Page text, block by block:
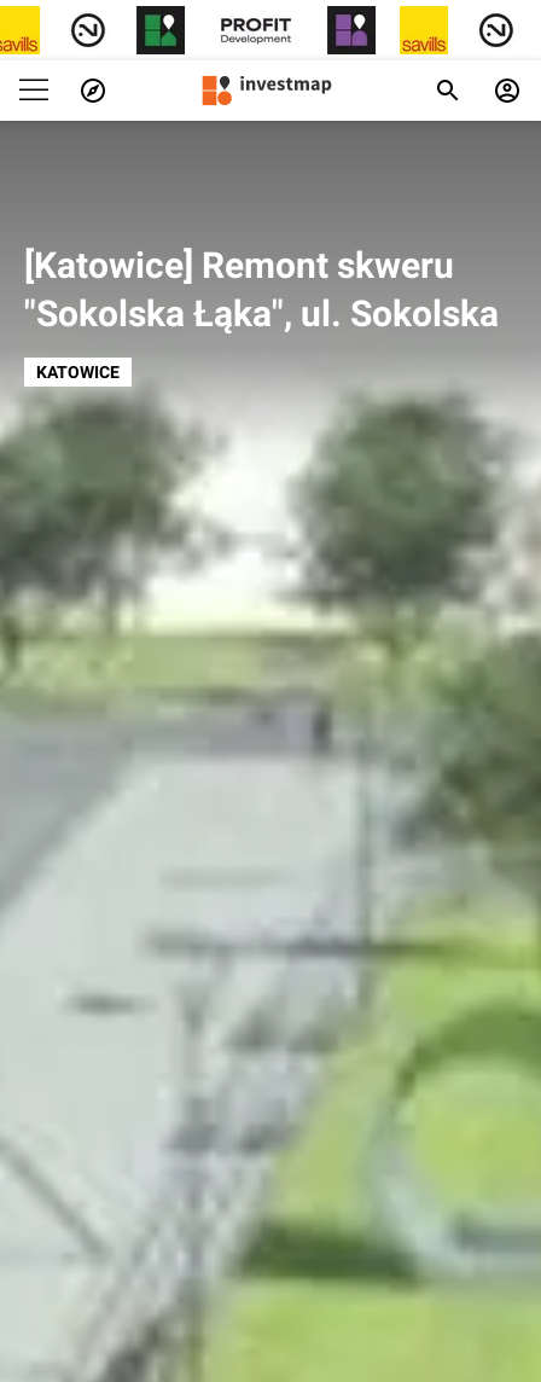
[Katowice] Remont skweru
"Sokolska Łąka", ul. Sokolska
KATOWICE